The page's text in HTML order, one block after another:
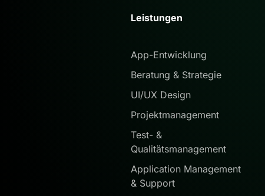
Leistungen
App-Entwicklung
Beratung & Strategie
UI/UX Design
Projektmanagement
Test- &
Qualitätsmanagement
Application Management
& Support